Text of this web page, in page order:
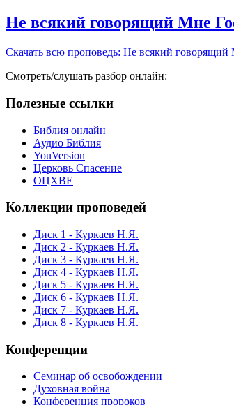
Не всякий говорящий Мне
Скачать вcю проповедь: Не всякий говорящий
Смотреть/слушать разбор онлайн:
Полезные ссылки
Библия онлайн
Аудио Библия
YouVersion
Церковь Спасение
ОЦХВЕ
Коллекции проповедей
Диск 1 - Куркаев Н.Я.
Диск 2 - Куркаев Н.Я.
Диск 3 - Куркаев Н.Я.
Диск 4 - Куркаев Н.Я.
Диск 5 - Куркаев Н.Я.
Диск 6 - Куркаев Н.Я.
Диск 7 - Куркаев Н.Я.
Диск 8 - Куркаев Н.Я.
Конференции
Семинар об освобождении
Духовная война
Конференция пророков